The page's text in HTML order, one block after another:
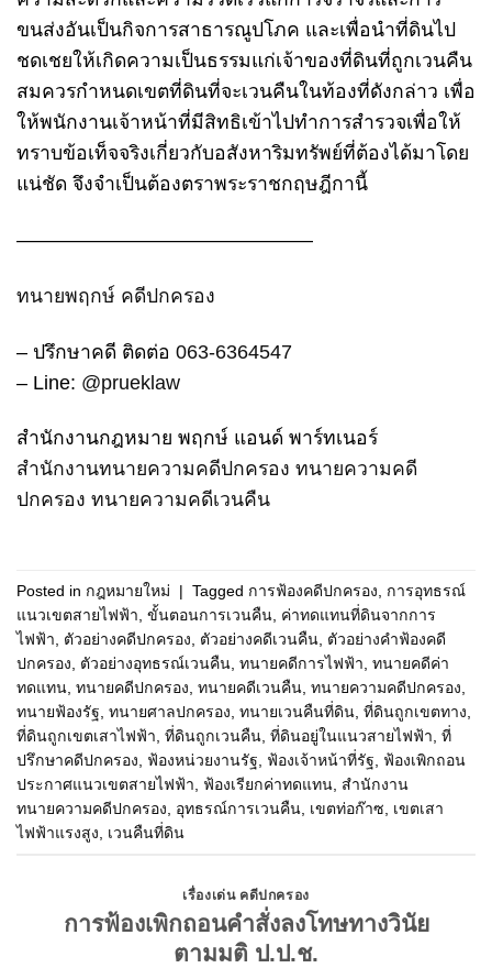
ขนส่งอันเป็นกิจการสาธารณูปโภค และเพื่อนำที่ดินไป
ชดเชยให้เกิดความเป็นธรรมแก่เจ้าของที่ดินที่ถูกเวนคืน
สมควรกำหนดเขตที่ดินที่จะเวนคืนในท้องที่ดังกล่าว เพื่อ
ให้พนักงานเจ้าหน้าที่มีสิทธิเข้าไปทำการสำรวจเพื่อให้
ทราบข้อเท็จจริงเกี่ยวกับอสังหาริมทรัพย์ที่ต้องได้มาโดย
แน่ชัด จึงจำเป็นต้องตราพระราชกฤษฎีกานี้
———————————————
ทนายพฤกษ์ คดีปกครอง
– ปรึกษาคดี ติดต่อ 063-6364547
– Line: @prueklaw
สำนักงานกฎหมาย พฤกษ์ แอนด์ พาร์ทเนอร์
สำนักงานทนายความคดีปกครอง ทนายความคดี
ปกครอง ทนายความคดีเวนคืน
Posted in กฎหมายใหม่ | Tagged การฟ้องคดีปกครอง
การอุทธรณ์
แนวเขตสายไฟฟ้า ขั้นตอนการเวนคืน ค่าทดแทนที่ดินจากการ
ไฟฟ้า
ตัวอย่างคดีปกครอง ตัวอย่างคดีเวนคืน ตัวอย่างคำฟ้องคดี
ปกครอง
ตัวอย่างอุทธรณ์เวนคืน ทนายคดีการไฟฟ้า ทนายคดีค่า
ทดแทน ทนายคดีปกครอง ทนายคดีเวนคืน ทนายความคดีปกครอง
ทนายฟ้องรัฐ ทนายศาลปกครอง ทนายเวนคืนที่ดิน ที่ดินถูกเขตทาง
ที่ดินถูกเขตเสาไฟฟ้า ที่ดินถูกเวนคืน ที่ดินอยู่ในแนวสายไฟฟ้า ที่
ปรึกษาคดีปกครอง
ฟ้องหน่วยงานรัฐ ฟ้องเจ้าหน้าที่รัฐ
ฟ้องเพิกถอน
ประกาศแนวเขตสายไฟฟ้า
ฟ้องเรียกค่าทดแทน สำนักงาน
ทนายความคดีปกครอง
อุทธรณ์การเวนคืน เขตท่อก๊าซ
เขตเสา
ไฟฟ้าแรงสูง
เวนคืนที่ดิน
เรื่องเด่น คดีปกครอง
การฟ้องเพิกถอนคำสั่งลงโทษทางวินัย
ตามมติ ป.ป.ช.